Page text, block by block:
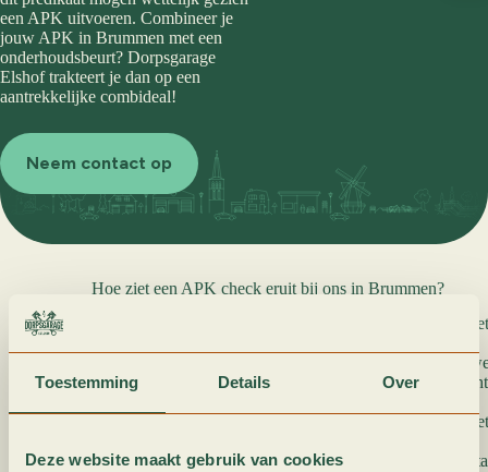
Toestemming Details Over
Deze website maakt gebruik van cookies
een APK uitvoeren. Combineer je
jouw APK in Brummen met een
onderhoudsbeurt? Dorpsgarage
Elshof trakteert je dan op een
aantrekkelijke combideal!
Neem contact op
Hoe ziet een APK check eruit bij ons in Brummen?
Voertuig inspectie: we beginnen de APK check
Verlichting controle: de monteurs controleren de
inclusief koplampen, richtingaanwijzers en
Remmen testen: de APK check wordt vervolgd
Bandencontrole: we inspecteren de banden op